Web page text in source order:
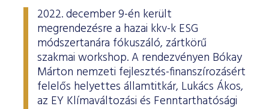
2022. december 9-én került
megrendezésre a hazai kkv-k ESG
módszertanára fókuszáló, zártkörű
szakmai workshop. A rendezvényen Bókay
Márton nemzeti fejlesztés-finanszírozásért
felelős helyettes államtitkár, Lukács Ákos,
az EY Klímaváltozási és Fenntarthatósági